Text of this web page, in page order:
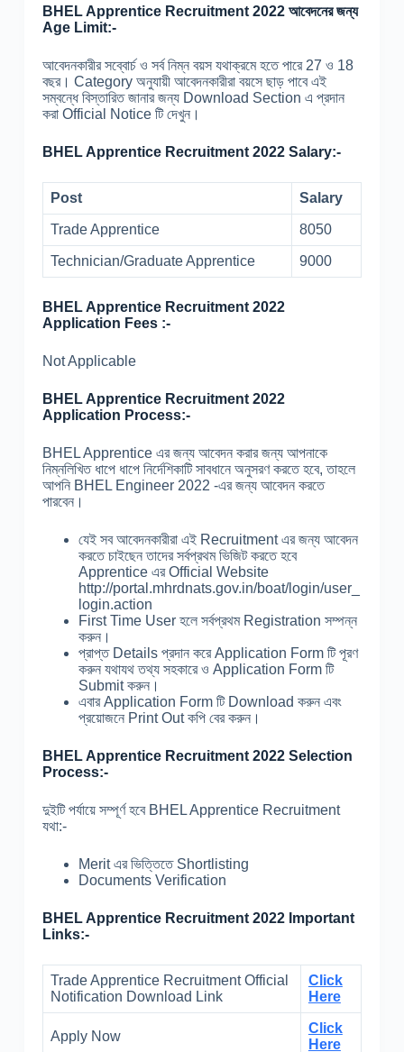
BHEL Apprentice Recruitment 2022 আবেদনের জন্য
Age Limit:-
আবেদনকারীর সব্বোর্চ ও সর্ব নিম্ন বয়স যথাক্রমে হতে পারে 27 ও 18
বছর। Category অনুযায়ী আবেদনকারীরা বয়সে ছাড় পাবে এই
সম্বন্ধে বিস্তারিত জানার জন্য Download Section এ প্রদান
করা Official Notice টি দেখুন।
BHEL Apprentice Recruitment 2022 Salary:-
Post Salary
Trade Apprentice 8050
Technician/Graduate Apprentice 9000
BHEL Apprentice Recruitment 2022
Application Fees :-
Not Applicable
BHEL Apprentice Recruitment 2022
Application Process:-
BHEL Apprentice এর জন্য আবেদন করার জন্য আপনাকে
নিম্নলিখিত ধাপে ধাপে নির্দেশিকাটি সাবধানে অনুসরণ করতে হবে, তাহলে
আপনি BHEL Engineer 2022 -এর জন্য আবেদন করতে
পারবেন।
যেই সব আবেদনকারীরা এই Recruitment এর জন্য আবেদন
করতে চাইছেন তাদের সর্বপ্রথম ভিজিট করতে হবে
Apprentice এর Official Website
http://portal.mhrdnats.gov.in/boat/login/user_
login.action
First Time User হলে সর্বপ্রথম Registration সম্পন্ন
করুন।
প্রাপ্ত Details প্রদান করে Application Form টি পূরণ
করুন যথাযথ তথ্য সহকারে ও Application Form টি
Submit করুন।
এবার Application Form টি Download করুন এবং
প্রয়োজনে Print Out কপি বের করুন।
BHEL Apprentice Recruitment 2022 Selection
Process:-
দুইটি পর্যায়ে সম্পূর্ণ হবে BHEL Apprentice Recruitment
যথা:-
Merit এর ভিত্তিতে Shortlisting
Documents Verification
BHEL Apprentice Recruitment 2022 Important
Links:-
Trade Apprentice Recruitment Official
Notification Download Link
Click
Here
Apply Now
Click
Here